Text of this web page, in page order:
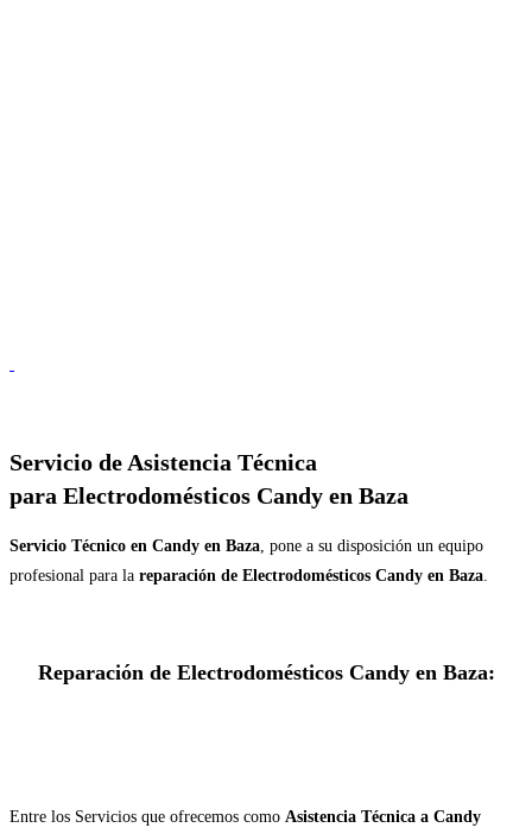
Servicio de Asistencia Técnica
para Electrodomésticos Candy en Baza
Servicio Técnico en Candy en Baza, pone a su disposición un equipo
profesional para la reparación de Electrodomésticos Candy en Baza.
Reparación de Electrodomésticos Candy en Baza:
Entre los Servicios que ofrecemos como Asistencia Técnica a Candy